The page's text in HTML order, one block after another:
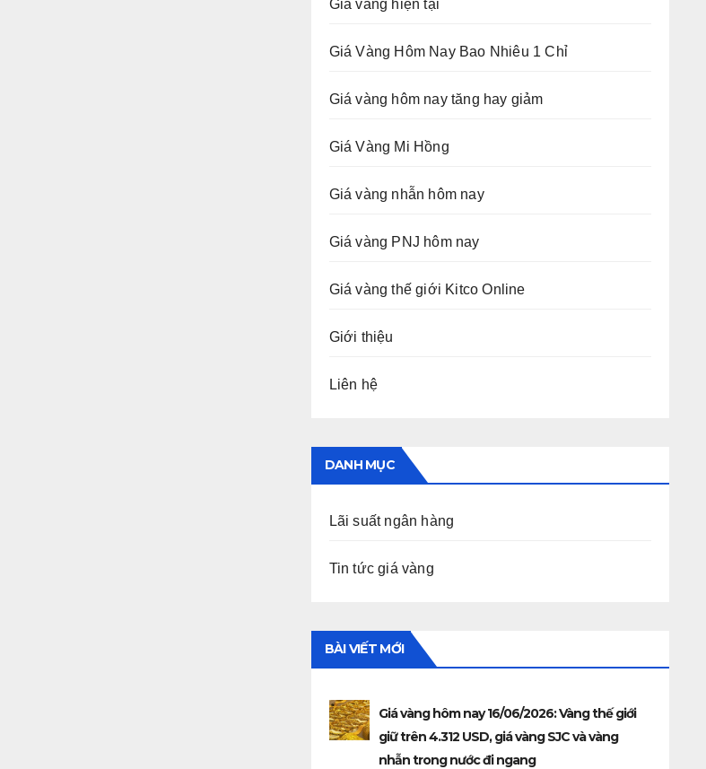
Giá vàng hiện tại
Giá Vàng Hôm Nay Bao Nhiêu 1 Chỉ
Giá vàng hôm nay tăng hay giảm
Giá Vàng Mi Hồng
Giá vàng nhẫn hôm nay
Giá vàng PNJ hôm nay
Giá vàng thế giới Kitco Online
Giới thiệu
Liên hệ
DANH MỤC
Lãi suất ngân hàng
Tin tức giá vàng
BÀI VIẾT MỚI
Giá vàng hôm nay 16/06/2026: Vàng thế giới
giữ trên 4.312 USD, giá vàng SJC và vàng
nhẫn trong nước đi ngang